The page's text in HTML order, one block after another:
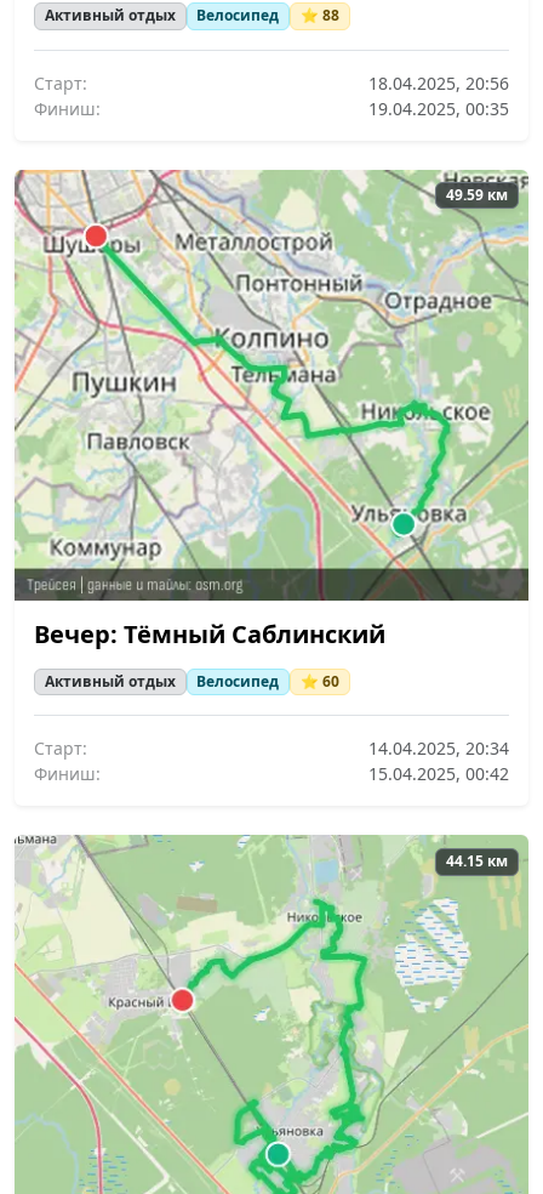
Активный отдых Велосипед ⭐ 88
Старт:
18.04.2025, 20:56
Финиш:
19.04.2025, 00:35
49.59 км
Вечер: Тёмный Саблинский
Активный отдых Велосипед ⭐ 60
Старт:
14.04.2025, 20:34
Финиш:
15.04.2025, 00:42
44.15 км